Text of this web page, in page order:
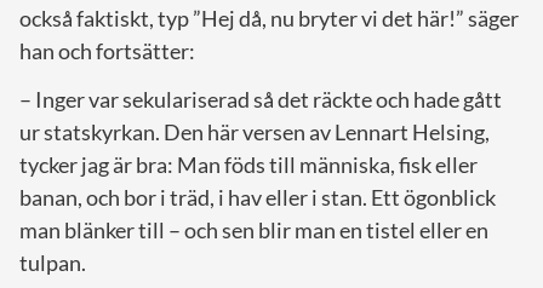
också faktiskt, typ ”Hej då, nu bryter vi det här!” säger
han och fortsätter:
– Inger var sekulariserad så det räckte och hade gått
ur statskyrkan. Den här versen av Lennart Helsing,
tycker jag är bra: Man föds till människa, fisk eller
banan, och bor i träd, i hav eller i stan. Ett ögonblick
man blänker till – och sen blir man en tistel eller en
tulpan.